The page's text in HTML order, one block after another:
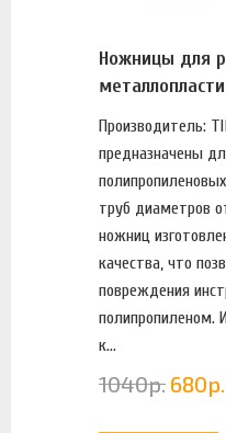
Ножницы для
Производитель:
предназначены
труб диаметров
ножниц
качества, что
повреждения
полипропиленом.
к...
1040р. 680р.